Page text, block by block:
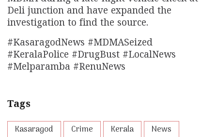
Deli junction and have expanded the
investigation to find the source.
#KasaragodNews #MDMASeized
#KeralaPolice #DrugBust #LocalNews
#Melparamba #RenuNews
Tags
Kasaragod Crime Kerala
News